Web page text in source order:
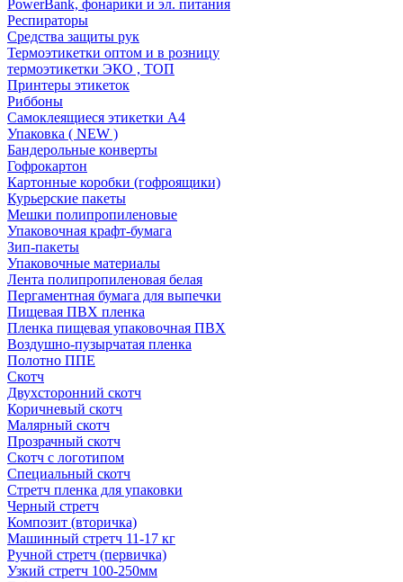
PowerBank, фонарики и эл. питания
Респираторы
Средства защиты рук
Термоэтикетки оптом и в розницу
термоэтикетки ЭКО , ТОП
Принтеры этикеток
Риббоны
Самоклеящиеся этикетки А4
Упаковка ( NEW )
Бандерольные конверты
Гофрокартон
Картонные коробки (гофроящики)
Курьерские пакеты
Мешки полипропиленовые
Упаковочная крафт-бумага
Зип-пакеты
Упаковочные материалы
Лента полипропиленовая белая
Пергаментная бумага для выпечки
Пищевая ПВХ пленка
Пленка пищевая упаковочная ПВХ
Воздушно-пузырчатая пленка
Полотно ППЕ
Скотч
Двухсторонний скотч
Коричневый скотч
Малярный скотч
Прозрачный скотч
Скотч с логотипом
Специальный скотч
Стретч пленка для упаковки
Черный стретч
Композит (вторичка)
Машинный стретч 11-17 кг
Ручной стретч (первичка)
Узкий стретч 100-250мм